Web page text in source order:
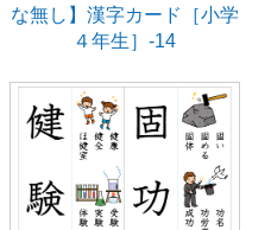
な無し】漢字カード［小学
４年生］-14